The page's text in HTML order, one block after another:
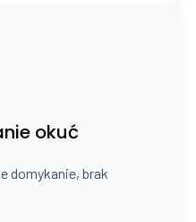
okuć
domykanie, brak